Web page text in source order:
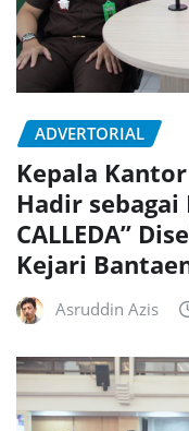
ADVERTORIAL
Kepala
Hadir sebagai
CALLEDA”
Kejari
Asruddin Azis